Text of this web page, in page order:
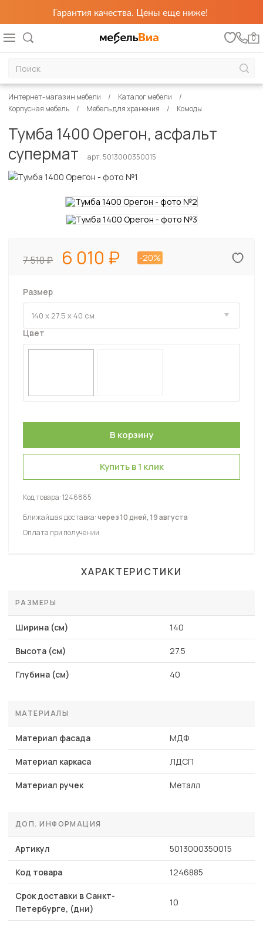
Гарантия качества. Цены еще ниже!
0
Интернет-магазин мебели
Каталог мебели
Корпусная мебель
Мебель для хранения Комоды
Тумба 1400 Орегон, асфальт
супермат
арт. 5013000350015
7 510 6 010 -20%
Размер
Цвет
Купить в 1 клик
Код товара:1246885
Ближайшая доставка:через 10 дней, 19 августа
Оплата при получении
ХАРАКТЕРИСТИКИ
РАЗМЕРЫ
Ширина (см) 140
Высота (см) 27.5
Глубина (см) 40
МАТЕРИАЛЫ
Материал фасада МДФ
Материал каркаса ЛДСП
Материал ручек Металл
ДОП. ИНФОРМАЦИЯ
Артикул 5013000350015
Код товара 1246885
Срок доставки в Санкт-
Петербурге, (дни)
10